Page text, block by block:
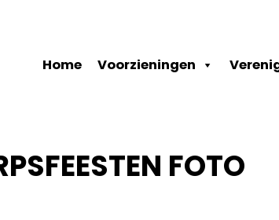
Home Voorzieningen
FOTO